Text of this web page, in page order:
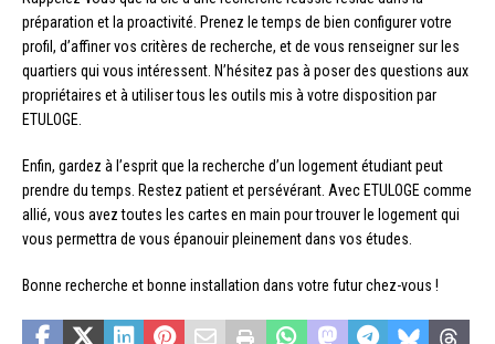
préparation et la proactivité. Prenez le temps de bien configurer votre
profil, d’affiner vos critères de recherche, et de vous renseigner sur les
quartiers qui vous intéressent. N’hésitez pas à poser des questions aux
propriétaires et à utiliser tous les outils mis à votre disposition par
ETULOGE.
Enfin, gardez à l’esprit que la recherche d’un logement étudiant peut
prendre du temps. Restez patient et persévérant. Avec ETULOGE comme
allié, vous avez toutes les cartes en main pour trouver le logement qui
vous permettra de vous épanouir pleinement dans vos études.
Bonne recherche et bonne installation dans votre futur chez-vous !